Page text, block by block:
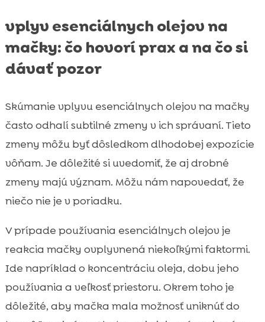
vplyv esenciálnych olejov na
mačky: čo hovorí prax a na čo si
dávať pozor
Skúmanie vplyvu esenciálnych olejov na mačky
často odhalí subtilné zmeny v ich správaní. Tieto
zmeny môžu byť dôsledkom dlhodobej expozície
vôňam. Je dôležité si uvedomiť, že aj drobné
zmeny majú význam. Môžu nám napovedať, že
niečo nie je v poriadku.
V prípade používania esenciálnych olejov je
reakcia mačky ovplyvnená niekoľkými faktormi.
Ide napríklad o koncentráciu oleja, dobu jeho
používania a veľkosť priestoru. Okrem toho je
dôležité, aby mačka mala možnosť uniknúť do